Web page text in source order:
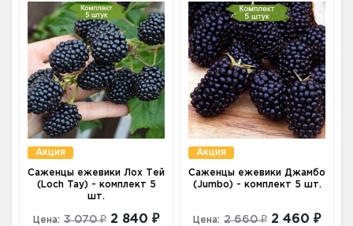
Акция
Саженцы ежевики Лох Тей
(Loch Tay) - комплект 5
шт.
Цена: 3 070 ₽ 2 840 ₽
Акция
Саженцы ежевики Джамбо
(Jumbo) - комплект 5 шт.
Цена: 2 660 ₽ 2 460 ₽